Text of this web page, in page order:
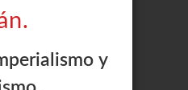
y